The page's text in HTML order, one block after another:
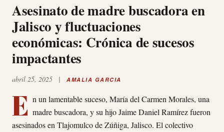
Asesinato de madre buscadora en
Jalisco y fluctuaciones
económicas: Crónica de sucesos
impactantes
abril 25, 2025 | AMALIA GARCIA
E n un lamentable suceso, María del Carmen Morales, una
madre buscadora, y su hijo Jaime Daniel Ramírez fueron
asesinados en Tlajomulco de Zúñiga, Jalisco. El colectivo